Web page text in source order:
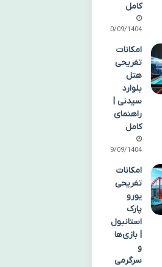
کامل
30/09/1404
امکانات
تفریحی
هتل
بلوارد
سیدنی |
راهنمای
کامل
29/09/1404
امکانات
تفریحی
یورو
پارک
استانبول
| بازی‌ها
و
سرگرمی‌